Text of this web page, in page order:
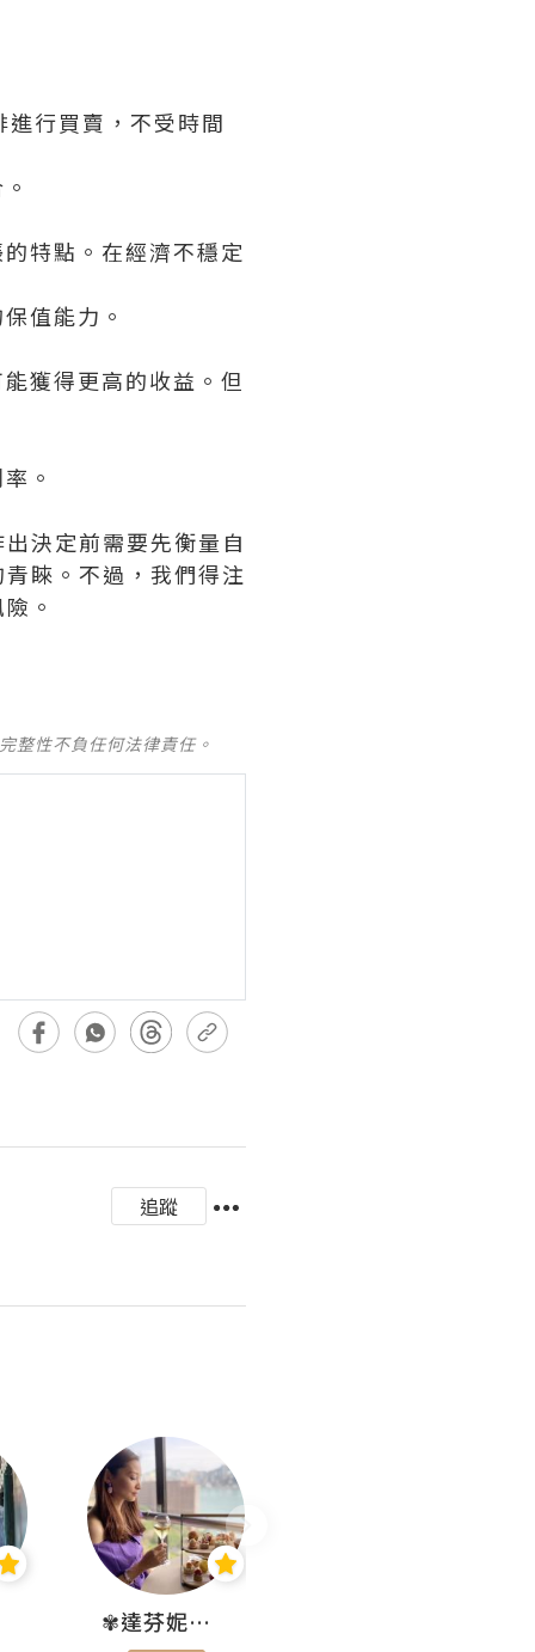
行買賣，不受時間
特點。在經濟不穩定
值能力。
獲得更高的收益。但
。
決定前需要先衡量自
睞。不過，我們得注
。
整性不負任何法律責任。
追蹤
✾達芬妮•愛孩子•愛生活✾